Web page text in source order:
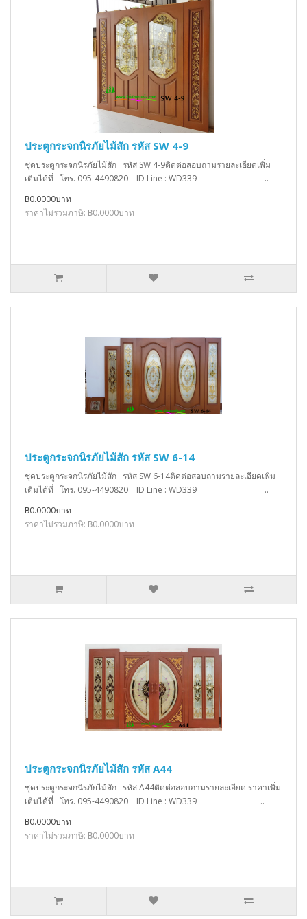
ประตูกระจกนิรภัยไม้สัก รหัส SW 4-9
ชุดประตูกระจกนิรภัยไม้สัก รหัส SW 4-9ติดต่อสอบถามรายละเอียดเพิ่ม
เติมได้ที่ โทร. 095-4490820 ID Line : WD339 ..
฿0.0000บาท
ราคาไม่รวมภาษี: ฿0.0000บาท
ประตูกระจกนิรภัยไม้สัก รหัส SW 6-14
ชุดประตูกระจกนิรภัยไม้สัก รหัส SW 6-14ติดต่อสอบถามรายละเอียดเพิ่ม
เติมได้ที่ โทร. 095-4490820 ID Line : WD339 ..
฿0.0000บาท
ราคาไม่รวมภาษี: ฿0.0000บาท
ประตูกระจกนิรภัยไม้สัก รหัส A44
ชุดประตูกระจกนิรภัยไม้สัก รหัส A44ติดต่อสอบถามรายละเอียด ราคาเพิ่ม
เติมได้ที่ โทร. 095-4490820 ID Line : WD339 ..
฿0.0000บาท
ราคาไม่รวมภาษี: ฿0.0000บาท